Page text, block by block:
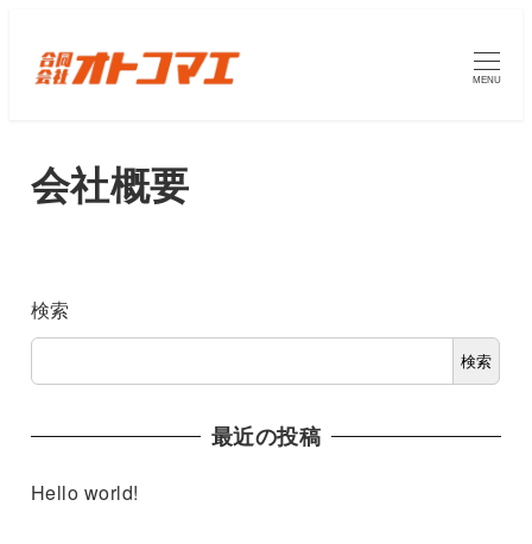
MENU
会社概要
検索
検索
最近の投稿
Hello world!